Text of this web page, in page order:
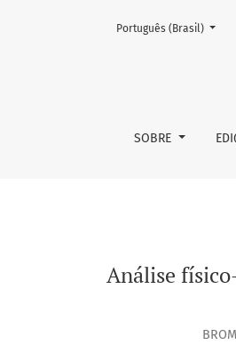
Análise físico-
SOBRE
Mudar o idioma. O atual é:
Português (Brasil)
Análise